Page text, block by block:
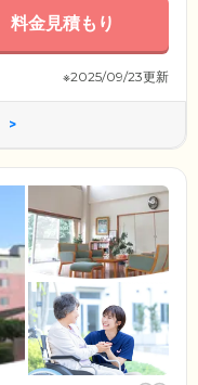
料金見積もり
※2025/09/23更新